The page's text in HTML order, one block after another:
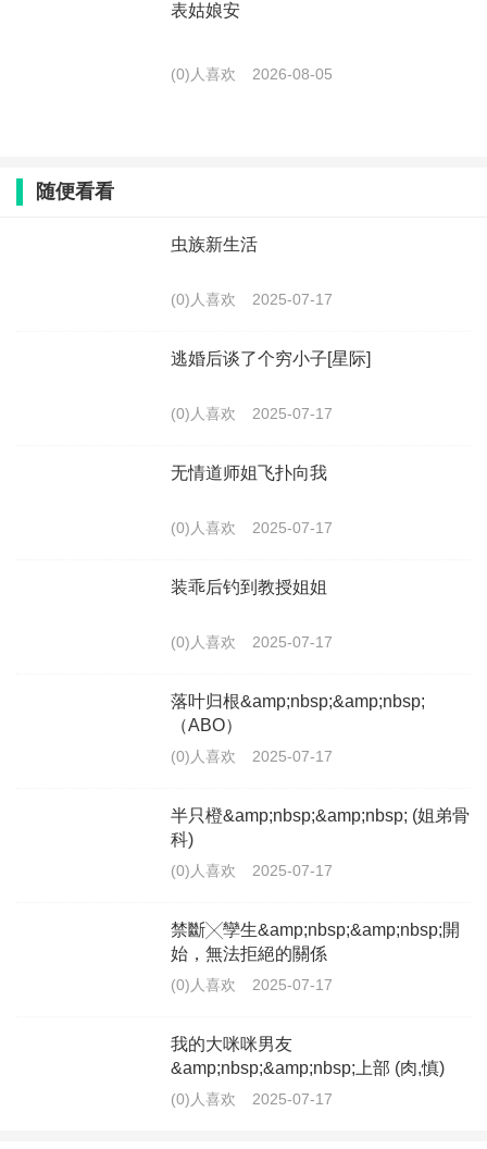
表姑娘安
(0)人喜欢 2026-08-05
随便看看
虫族新生活
(0)人喜欢 2025-07-17
逃婚后谈了个穷小子[星际]
(0)人喜欢 2025-07-17
无情道师姐飞扑向我
(0)人喜欢 2025-07-17
装乖后钓到教授姐姐
(0)人喜欢 2025-07-17
落叶归根&amp;nbsp;&amp;nbsp;
（ABO）
(0)人喜欢 2025-07-17
半只橙&amp;nbsp;&amp;nbsp; (姐弟骨
科)
(0)人喜欢 2025-07-17
禁斷╳孿生&amp;nbsp;&amp;nbsp;開
始，無法拒絕的關係
(0)人喜欢 2025-07-17
我的大咪咪男友
&amp;nbsp;&amp;nbsp;上部 (肉,慎)
(0)人喜欢 2025-07-17